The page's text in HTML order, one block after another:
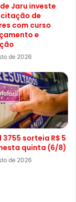
Jaru investe
de
com curso
e
de 2026
sorteia R$ 5
quinta (6/8)
de 2026